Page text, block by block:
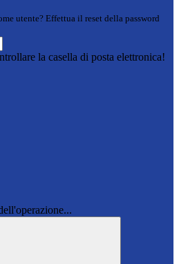
utente? Effettua il reset della password
la casella di posta elettronica!